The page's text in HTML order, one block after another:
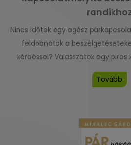
randikhoz
Nincs időtök egy egész
feldobnátok a
kérdéssel? Válasszatok egy
hogy a válaszok egyre
megismerésében! Szeretnétek a
vagy akár a komfortzónátokból
közül! […]
Tovább